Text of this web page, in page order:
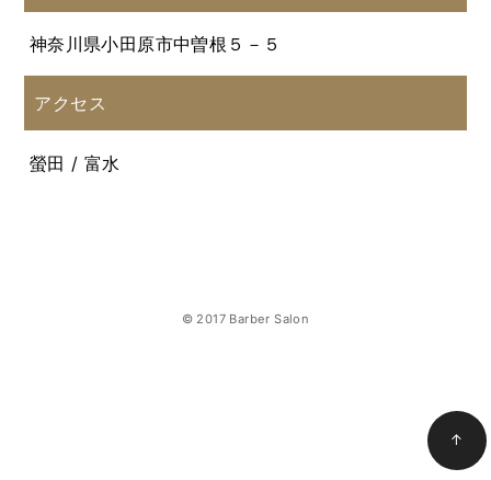
神奈川県小田原市中曽根５－５
アクセス
螢田 / 富水
© 2017 Barber Salon
↑